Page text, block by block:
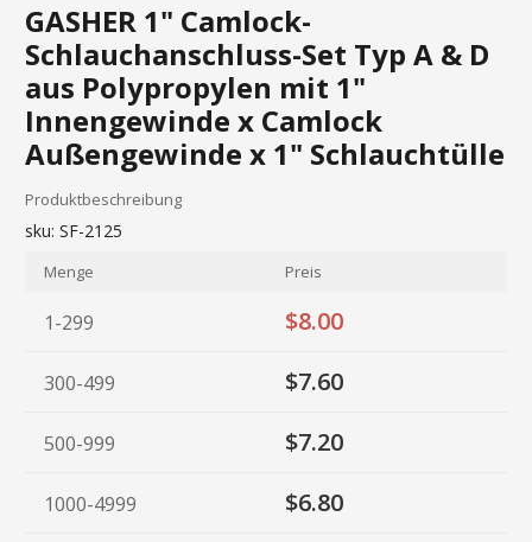
GASHER 1" Camlock-
Schlauchanschluss-Set Typ A & D
aus Polypropylen mit 1"
Innengewinde x Camlock
Außengewinde x 1" Schlauchtülle
Produktbeschreibung
sku: SF-2125
Menge Preis
1-299 $8.00
300-499 $7.60
500-999 $7.20
1000-4999 $6.80